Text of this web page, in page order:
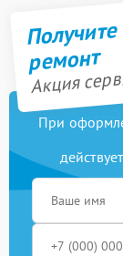
ремонт
Акция
При